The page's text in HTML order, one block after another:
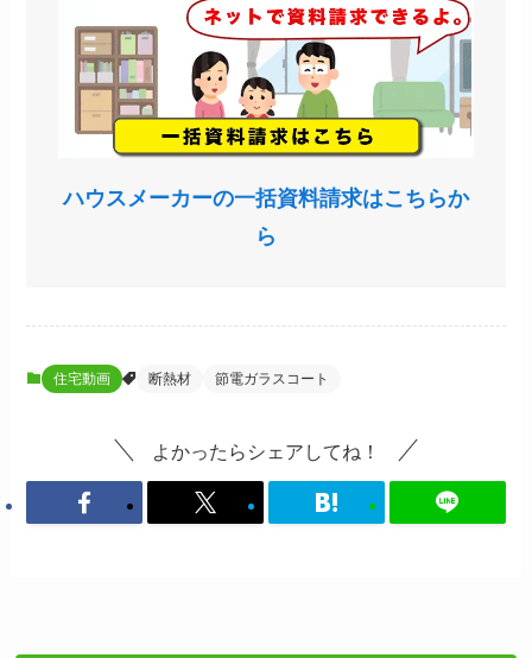
ハウスメーカーの一括資料請求はこちらか
ら
住宅動画 断熱材 節電ガラスコート
よかったらシェアしてね！